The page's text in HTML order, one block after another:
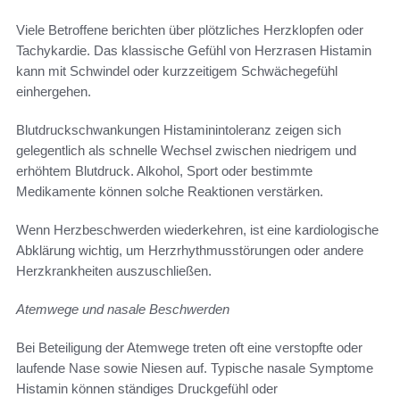
Viele Betroffene berichten über plötzliches Herzklopfen oder
Tachykardie. Das klassische Gefühl von Herzrasen Histamin
kann mit Schwindel oder kurzzeitigem Schwächegefühl
einhergehen.
Blutdruckschwankungen Histaminintoleranz zeigen sich
gelegentlich als schnelle Wechsel zwischen niedrigem und
erhöhtem Blutdruck. Alkohol, Sport oder bestimmte
Medikamente können solche Reaktionen verstärken.
Wenn Herzbeschwerden wiederkehren, ist eine kardiologische
Abklärung wichtig, um Herzrhythmusstörungen oder andere
Herzkrankheiten auszuschließen.
Atemwege und nasale Beschwerden
Bei Beteiligung der Atemwege treten oft eine verstopfte oder
laufende Nase sowie Niesen auf. Typische nasale Symptome
Histamin können ständiges Druckgefühl oder